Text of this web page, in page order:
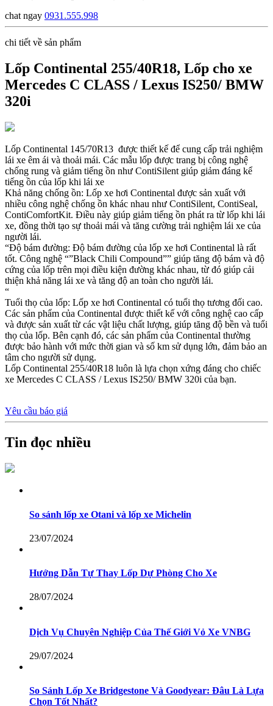
chat ngay 0931.555.998
chi tiết về sản phẩm
Lốp Continental 255/40R18, Lốp cho xe
Mercedes C CLASS / Lexus IS250/ BMW
320i
Lốp Continental 145/70R13 được thiết kế để cung cấp trải nghiệm
lái xe êm ái và thoải mái. Các mẫu lốp được trang bị công nghệ
chống rung và giảm tiếng ồn như ContiSilent giúp giảm đáng kể
tiếng ồn của lốp khi lái xe
Khả năng chống ồn: Lốp xe hơi Continental được sản xuất với
nhiều công nghệ chống ồn khác nhau như ContiSilent, ContiSeal,
ContiComfortKit. Điều này giúp giảm tiếng ồn phát ra từ lốp khi lái
xe, đồng thời tạo sự thoải mái và tăng cường trải nghiệm lái xe của
người lái.
“Độ bám đường: Độ bám đường của lốp xe hơi Continental là rất
tốt. Công nghệ “”Black Chili Compound”” giúp tăng độ bám và độ
cứng của lốp trên mọi điều kiện đường khác nhau, từ đó giúp cải
thiện khả năng lái xe và tăng độ an toàn cho người lái.
“
Tuổi thọ của lốp: Lốp xe hơi Continental có tuổi thọ tương đối cao.
Các sản phẩm của Continental được thiết kế với công nghệ cao cấp
và được sản xuất từ các vật liệu chất lượng, giúp tăng độ bền và tuổi
thọ của lốp. Bên cạnh đó, các sản phẩm của Continental thường
được bảo hành với mức thời gian và số km sử dụng lớn, đảm bảo an
tâm cho người sử dụng.
Lốp Continental 255/40R18 luôn là lựa chọn xứng đáng cho chiếc
xe Mercedes C CLASS / Lexus IS250/ BMW 320i của bạn.
Yêu cầu báo giá
Tin đọc nhiều
So sánh lốp xe Otani và lốp xe Michelin
23/07/2024
Hướng Dẫn Tự Thay Lốp Dự Phòng Cho Xe
28/07/2024
Dịch Vụ Chuyên Nghiệp Của Thế Giới Vỏ Xe VNBG
29/07/2024
So Sánh Lốp Xe Bridgestone Và Goodyear: Đâu Là Lựa
Chọn Tốt Nhất?